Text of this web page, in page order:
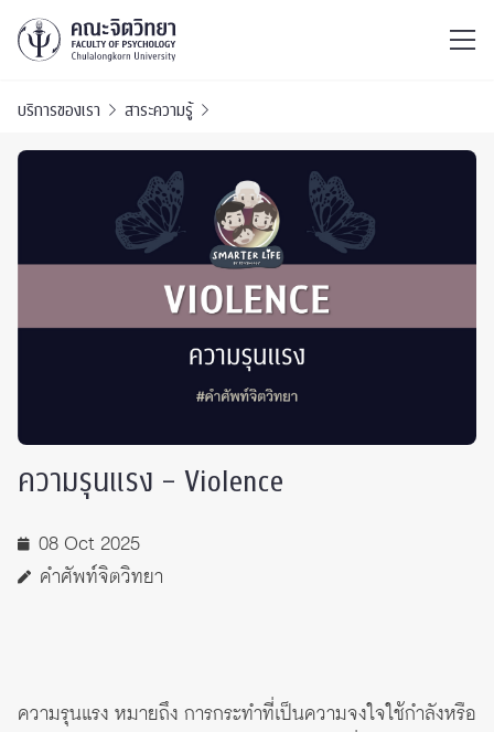
บริการของเรา สาระความรู้
ความรุนแรง – Violence
08 Oct 2025
คำศัพท์จิตวิทยา
ความรุนแรง หมายถึง การกระทำที่เป็นความจงใจใช้กำลังหรือ